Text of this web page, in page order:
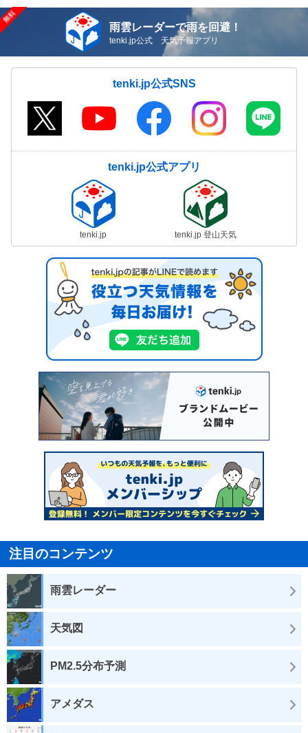
雨雲レーダーで雨を回避！
tenki.jp公式 天気予報アプリ
tenki.jp公式SNS
tenki.jp公式アプリ
tenki.jp tenki.jp 登山天気
注目のコンテンツ
雨雲レーダー
天気図
PM2.5分布予測
アメダス